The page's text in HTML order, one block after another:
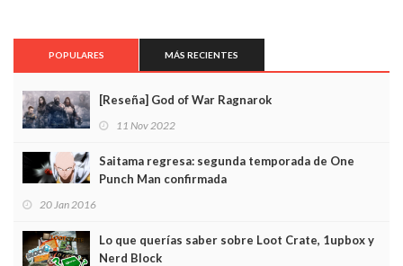
POPULARES MÁS RECIENTES
[Reseña] God of War Ragnarok
11 Nov 2022
Saitama regresa: segunda temporada de One
Punch Man confirmada
20 Jan 2016
Lo que querías saber sobre Loot Crate, 1upbox y
Nerd Block